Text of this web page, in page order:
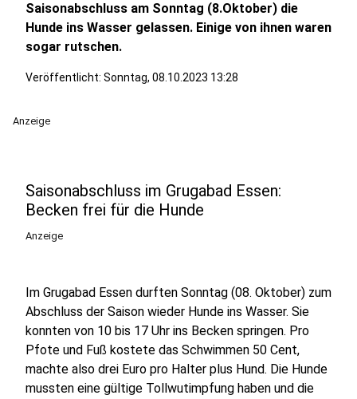
Saisonabschluss am Sonntag (8.Oktober) die
Hunde ins Wasser gelassen. Einige von ihnen waren
sogar rutschen.
Veröffentlicht: Sonntag, 08.10.2023 13:28
Anzeige
Saisonabschluss im Grugabad Essen:
Becken frei für die Hunde
Anzeige
Im Grugabad Essen durften Sonntag (08. Oktober) zum
Abschluss der Saison wieder Hunde ins Wasser. Sie
konnten von 10 bis 17 Uhr ins Becken springen. Pro
Pfote und Fuß kostete das Schwimmen 50 Cent,
machte also drei Euro pro Halter plus Hund. Die Hunde
mussten eine gültige Tollwutimpfung haben und die